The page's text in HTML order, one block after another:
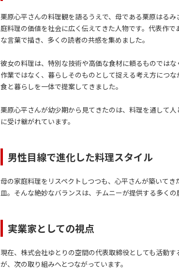
栗原心平さんの料理観を語るうえで、母である栗原はる
庭料理の価値を社会に広く伝えてきた人物です。代表作
な言葉で描き、多くの読者の共感を集めました。
彼女の料理は、特別な技術や高価な食材に頼るものでは
作業ではなく、暮らしそのものとして捉える考え方につ
食と暮らしを一体で提案してきました。
栗原心平さんが幼少期から見てきたのは、料理を通して
に受け継がれています。
男性目線で進化した料理スタイル
母の家庭料理をリスペクトしつつも、心平さんが築いて
皿。そんな絶妙なバランスは、チムニーが提供する多くの
実業家としての視点
現在、株式会社ゆとりの空間の代表取締役としても活動
が、次の取り組みへとつながっています。